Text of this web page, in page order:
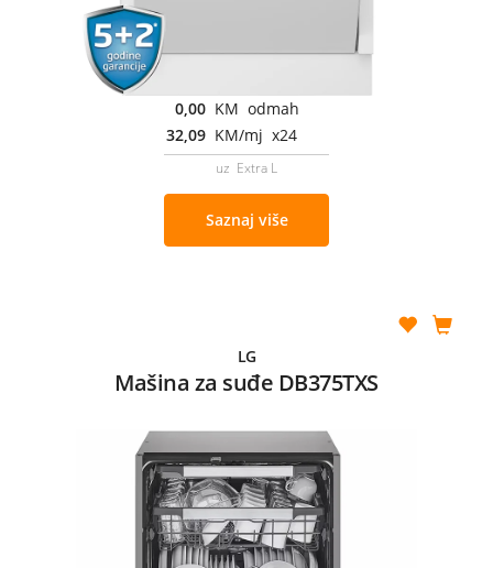
0,00 KM odmah
32,09 KM/mj x24
uz Extra L
Saznaj više
LG
Mašina za suđe DB375TXS